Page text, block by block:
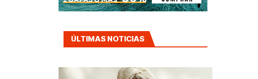
ÚLTIMAS NOTICIAS